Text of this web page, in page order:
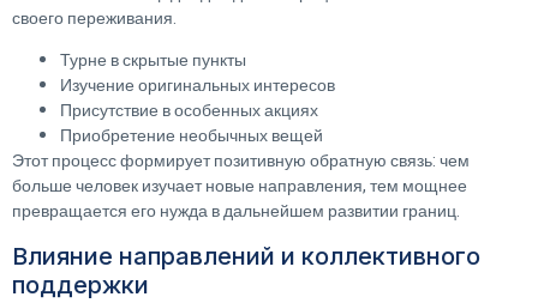
своего переживания.
Турне в скрытые пункты
Изучение оригинальных интересов
Присутствие в особенных акциях
Приобретение необычных вещей
Этот процесс формирует позитивную обратную связь: чем
больше человек изучает новые направления, тем мощнее
превращается его нужда в дальнейшем развитии границ.
Влияние направлений и коллективного
поддержки